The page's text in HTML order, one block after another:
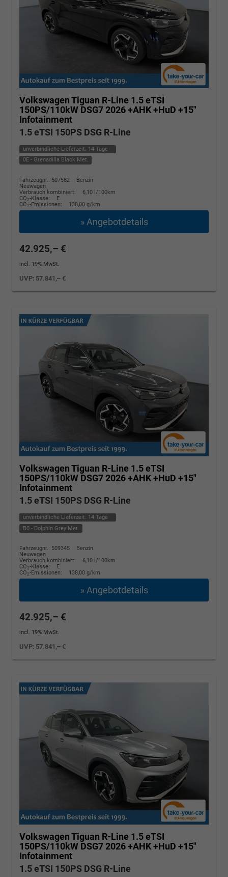
Volkswagen Tiguan R-Line 1.5 eTSI
150PS/110kW DSG7 2026 +AHK +HuD +15"
Infotainment
1.5 eTSI 150PS DSG R-Line
unverbindliche Lieferzeit: 14 Tage
0E - Grenadilla Black Met.
Fahrzeugnr.: 507582
Benzin
Neuwagen
Verbrauch kombiniert:
6,10 l/100km
CO2-Klasse:
E
CO2-Emissionen: 138,00 g/km
» Angebotdetails
42.925,– €
incl. 19% MwSt.
UVP: 57.841,– €
Volkswagen Tiguan R-Line 1.5 eTSI
150PS/110kW DSG7 2026 +AHK +HuD +15"
Infotainment
1.5 eTSI 150PS DSG R-Line
unverbindliche Lieferzeit: 14 Tage
B0 - Dolphin Grey Met.
Fahrzeugnr.: 509345
Benzin
Neuwagen
Verbrauch kombiniert:
6,10 l/100km
CO2-Klasse:
E
CO2-Emissionen: 138,00 g/km
» Angebotdetails
42.925,– €
incl. 19% MwSt.
UVP: 57.841,– €
Volkswagen Tiguan R-Line 1.5 eTSI
150PS/110kW DSG7 2026 +AHK +HuD +15"
Infotainment
1.5 eTSI 150PS DSG R-Line